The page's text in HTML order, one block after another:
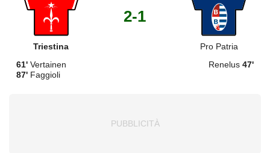
Triestina
2-1
Pro Patria
61' Vertainen
87' Faggioli
Renelus 47'